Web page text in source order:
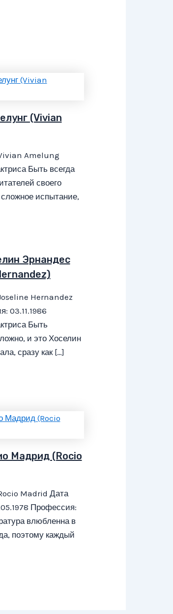
(Vivian
Amelung
Быть всегда
своего
испытание,
Эрнандес
Hernandez
03.11.1986
Быть
и это Хоселин
сразу как […]
Мадрид (Rocio
Madrid Дата
Профессия:
влюбленна в
поэтому каждый